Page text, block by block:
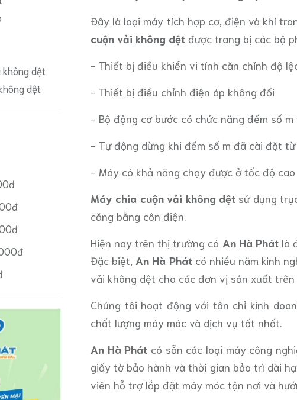
Đây là loại máy tích hợp cơ, điện và khí
cuộn vải không dệt được trang bị các bộ
- Thiết bị điều khiển vi tính căn chỉnh độ
- Thiết bị điều chỉnh điện áp không đổi
- Bộ động cơ bước có chức năng đếm số
- Tự động dừng khi đếm số m đã cài đặt
- Máy có khả năng chạy được ở tốc độ cao
Máy chia cuộn vải không dệt sử dụng
căng bằng côn điện.
Hiện nay trên thị trường có An Hà Phát là
Đặc biệt, An Hà Phátcó nhiều năm kinh
vải không dệt cho các đơn vị sản xuất trên
Chúng tôi hoạt động với tôn chỉ kinh
chất lượng máy móc và dịch vụ tốt nhất.
An Hà Phát có sẵn các loại máy công
giấy tờ bảo hành và thời gian bảo trì dài
viên hỗ trợ lắp đặt máy móc tận nơi và
dệt
dệt